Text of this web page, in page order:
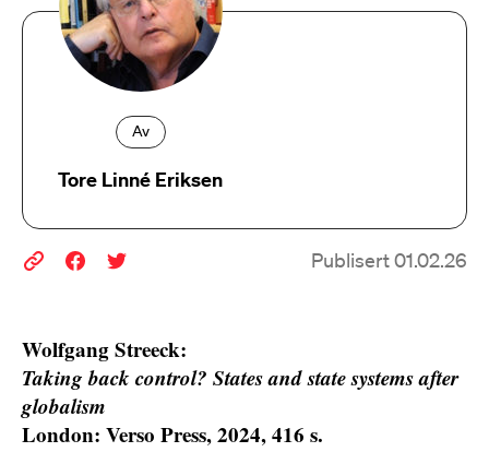
Av
Tore Linné Eriksen
Publisert 01.02.26
Wolfgang Streeck:
Taking back control? States and state systems after
globalism
London: Verso Press, 2024, 416 s.